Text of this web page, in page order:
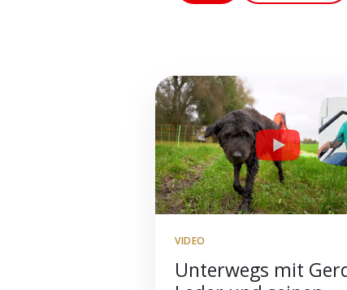
VIDEO
Unterwegs mit